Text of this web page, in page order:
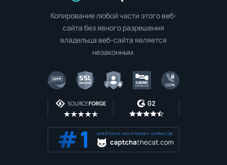
Копирование любой части этого веб-
сайта без явного разрешения
владельца веб-сайта является
незаконным.
В РЕЙТИНГЕ МОНИТОРИНГ-СЕРВИСОВ